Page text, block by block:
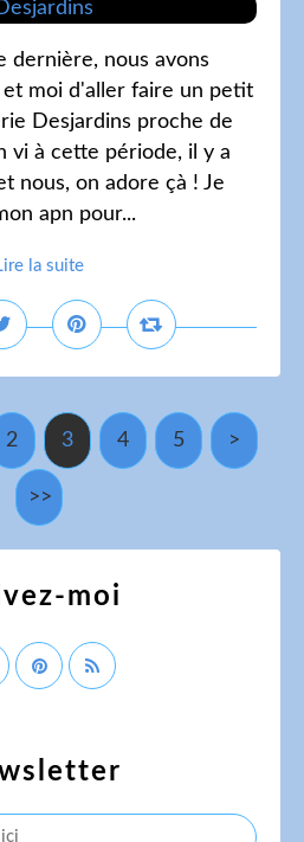
dernière, nous avons
et moi d'aller faire un petit
Desjardins proche de
vi à cette période, il y a
nous, on adore çà ! Je
apn pour...
la suite
2 3 4 5 >
>>
moi